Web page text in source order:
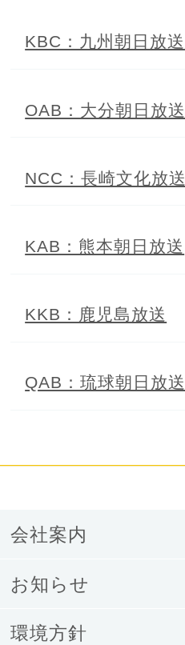
KBC：九州朝日放送
OAB：大分朝日放送
NCC：長崎文化放送
KAB：熊本朝日放送
KKB：鹿児島放送
QAB：琉球朝日放送
会社案内
お知らせ
環境方針